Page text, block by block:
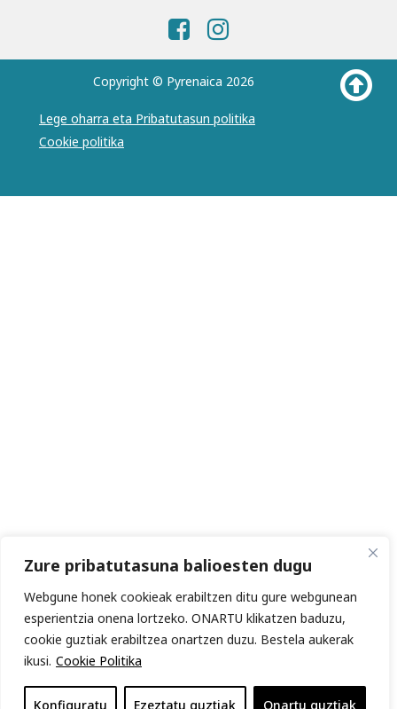
Zure pribatutasuna balioesten dugu
Webgune honek cookieak erabiltzen ditu gure webgunean
esperientzia onena lortzeko. ONARTU klikatzen baduzu,
cookie guztiak erabiltzea onartzen duzu. Bestela aukerak
ikusi. Cookie Politika
Konfiguratu Ezeztatu guztiak Onartu guztiak
Copyright © Pyrenaica 2026
Lege oharra eta Pribatutasun politika
Cookie politika